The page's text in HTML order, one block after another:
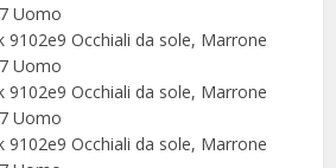
Uomo
9102e9 Occhiali da sole, Marrone
Uomo
9102e9 Occhiali da sole, Marrone
Uomo
9102e9 Occhiali da sole, Marrone